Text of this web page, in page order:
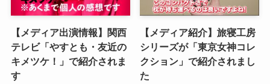
【メディア出演情報】関西
テレビ「やすとも・友近の
キメツケ！」で紹介されま
す
【メディア紹介】旅寝工房
シリーズが「東京女神コレ
クション」で紹介されまし
た